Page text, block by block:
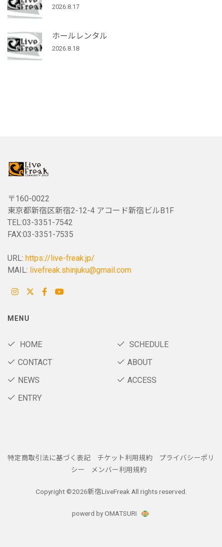
2026.8.17
ホールレンタル
2026.8.18
〒160-0022
東京都新宿区新宿2-12-4 アコード新宿ビルB1F
TEL:03-3351-7542
FAX:03-3351-7535
URL: https://live-freak.jp/
MAIL: livefreak.shinjuku@gmail.com
MENU
HOME
SCHEDULE
CONTACT
ABOUT
NEWS
ACCESS
ENTRY
特定商取引法に基づく表記 チケット利用規約
プライバシーポリ
シー
メンバー利用規約
Copyright ©2026新宿LiveFreak All rights reserved.
powerd by OMATSURI